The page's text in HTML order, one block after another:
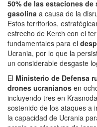
50% de las estaciones
gasolina a causa de la
Estos territorios,
estrecho de Kerch con el
fundamentales para el
Ucrania, por lo que la
un considerable desgaste
El Ministerio de Defensa
drones ucranianos en
incluyendo tres en
sostenido de los ataques a
la capacidad de Ucrania